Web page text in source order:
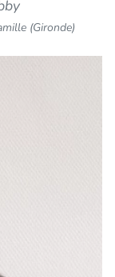
(Gironde)